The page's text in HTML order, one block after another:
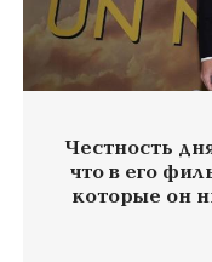
Честность
что в его
которые он